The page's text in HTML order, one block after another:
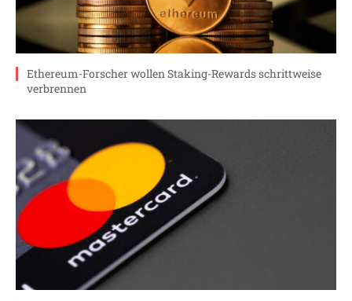
Ethereum-Forscher wollen Staking-Rewards schrittweise
verbrennen